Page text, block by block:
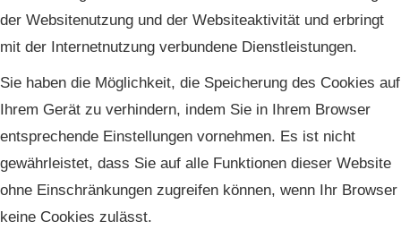
der Websitenutzung und der Websiteaktivität und erbringt
mit der Internetnutzung verbundene Dienstleistungen.
Sie haben die Möglichkeit, die Speicherung des Cookies auf
Ihrem Gerät zu verhindern, indem Sie in Ihrem Browser
entsprechende Einstellungen vornehmen. Es ist nicht
gewährleistet, dass Sie auf alle Funktionen dieser Website
ohne Einschränkungen zugreifen können, wenn Ihr Browser
keine Cookies zulässt.